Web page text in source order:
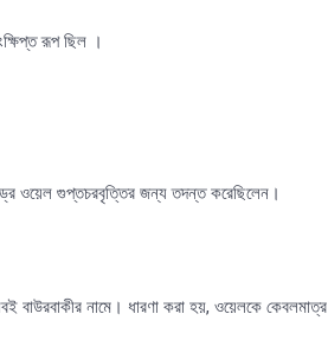
রূপ ছিল ।
ওয়েল গুপ্তচরবৃত্তির জন্য তদন্ত করেছিলেন।
বাউরবাকীর নামে। ধারণা করা হয়, ওয়েলকে কেবলমাত্র